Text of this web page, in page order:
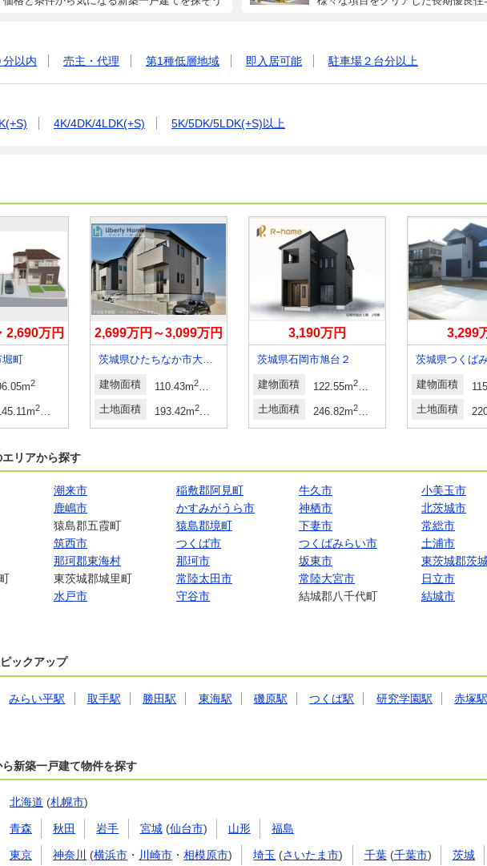
分以内
売主・代理 第1種低層地域 即入居可能 駐車場２台分以上
4K/4DK/4LDK(+S) 5K/5DK/5LDK(+S)以上
2,690万円
町
2
2・151.09m
2,699万円～3,099万円
茨城県ひたちなか市大字市毛
建物面積 110.43m2～113.99m
土地面積 193.42m2～215.57m
3,190万円
茨城県石岡市旭台２
建物面積 122.55m2・131.66m
土地面積 246.82m2・247.36m
3,299
建物面積
土地面積
リアから探す
潮来市 稲敷郡阿見町 牛久市
小美玉市
鹿嶋市 かすみがうら市 神栖市
北茨城市
猿島郡五霞町 猿島郡境町 下妻市
常総市
筑西市 つくば市 つくばみらい市
土浦市
那珂郡東海村 那珂市 坂東市
東茨城郡茨
東茨城郡城里町 常陸太田市 常陸大宮市
日立市
水戸市 守谷市 結城郡八千代町
結城市
ックアップ
みらい平駅 取手駅 勝田駅 東海駅 磯原駅 つくば駅 研究学園駅
赤塚駅
ら新築一戸建て物件を探す
北海道 (札幌市)
青森 秋田 岩手 宮城(仙台市) 山形 福島
東京 神奈川 (横浜市 ・ 川崎市 ・相模原市) 埼玉 (さいたま市) 千葉(千葉市)
茨城